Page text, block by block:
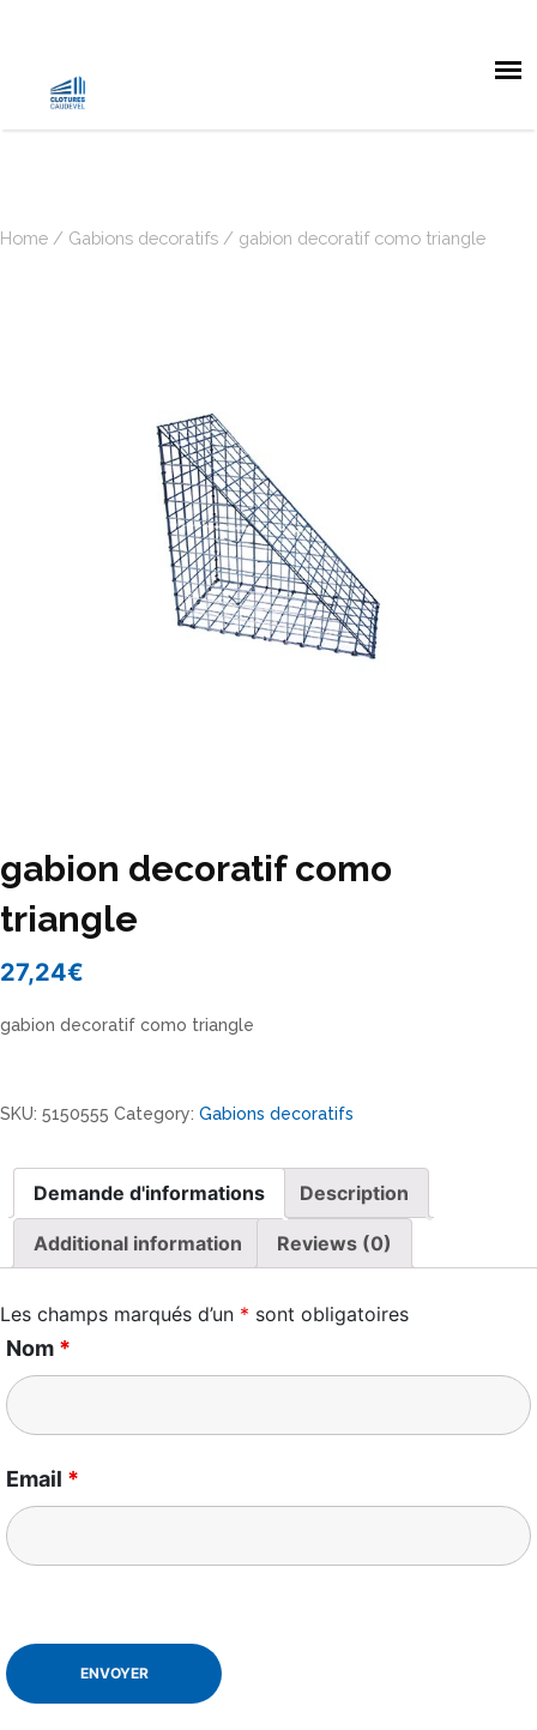
Home / Gabions decoratifs / gabion decoratif como triangle
gabion decoratif como
triangle
27,24€
gabion decoratif como triangle
decoratif
quantity
SKU: 5150555 Category: Gabions decoratifs
Demande d'informations Description
Additional information Reviews (0)
Les champs marqués d’un * sont obligatoires
Nom *
Email *